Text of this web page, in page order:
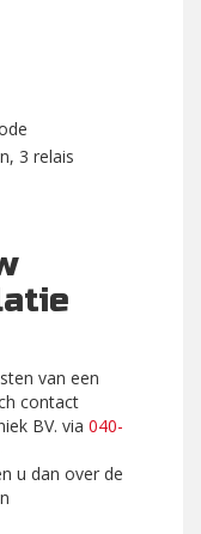
3 relais
van een
contact
BV. via 040-
u dan over de